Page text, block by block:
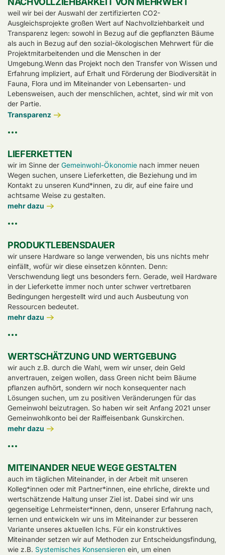
weil wir bei der Auswahl der zertifizierten CO2-
Ausgleichsprojekte großen Wert auf Nachvollziehbarkeit und
Transparenz legen: sowohl in Bezug auf die gepflanzten Bäume
als auch in Bezug auf den sozial-ökologischen Mehrwert für die
Projektmitarbeitenden und die Menschen in der
Umgebung.Wenn das Projekt noch den Transfer von Wissen und
Erfahrung impliziert, auf Erhalt und Förderung der Biodiversität in
Fauna, Flora und im Miteinander von Lebensarten- und
Lebensweisen, auch der menschlichen, achtet, sind wir mit von
der Partie.
Transparenz
LIEFERKETTEN
wir im Sinne der Gemeinwohl-Ökonomie nach immer neuen
Wegen suchen, unsere Lieferketten, die Beziehung und im
Kontakt zu unseren Kund*innen, zu dir, auf eine faire und
achtsame Weise zu gestalten.
mehr dazu
PRODUKTLEBENSDAUER
wir unsere Hardware so lange verwenden, bis uns nichts mehr
einfällt, wofür wir diese einsetzen könnten. Denn:
Verschwendung liegt uns besonders fern. Gerade, weil Hardware
in der Lieferkette immer noch unter schwer vertretbaren
Bedingungen hergestellt wird und auch Ausbeutung von
Ressourcen bedeutet.
mehr dazu
WERTSCHÄTZUNG UND WERTGEBUNG
wir auch z.B. durch die Wahl, wem wir unser, dein Geld
anvertrauen, zeigen wollen, dass Green nicht beim Bäume
pflanzen aufhört, sondern wir noch konsequenter nach
Lösungen suchen, um zu positiven Veränderungen für das
Gemeinwohl beizutragen. So haben wir seit Anfang 2021 unser
Gemeinwohlkonto bei der Raiffeisenbank Gunskirchen.
mehr dazu
MITEINANDER NEUE WEGE GESTALTEN
auch im täglichen Miteinander, in der Arbeit mit unseren
Kolleg*innen oder mit Partner*innen, eine ehrliche, direkte und
wertschätzende Haltung unser Ziel ist. Dabei sind wir uns
gegenseitige Lehrmeister*innen, denn, unserer Erfahrung nach,
lernen und entwickeln wir uns im Miteinander zur besseren
Variante unseres aktuellen Ichs. Für ein konstruktives
Miteinander setzen wir auf Methoden zur Entscheidungsfindung,
wie z.B. Systemisches Konsensieren ein, um einen